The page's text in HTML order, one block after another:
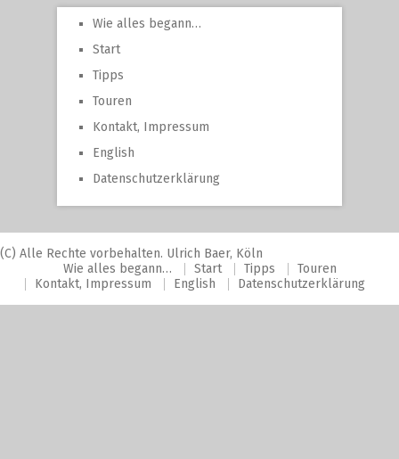
Wie alles begann…
Start
Tipps
Touren
Kontakt, Impressum
English
Datenschutzerklärung
(C) Alle Rechte vorbehalten. Ulrich Baer, Köln
Wie alles begann…
Start Tipps
Touren
Kontakt, Impressum
English Datenschutzerklärung